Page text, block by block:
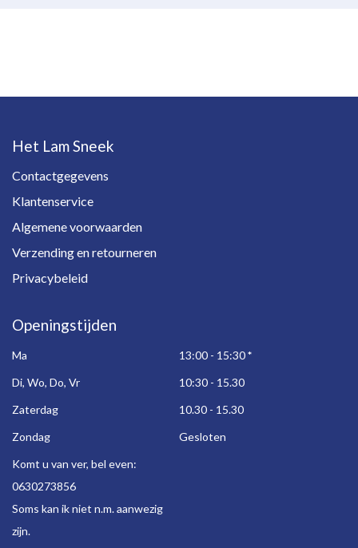
Het Lam Sneek
Contactgegevens
Klantenservice
Algemene voorwaarden
Verzending en retourneren
Privacybeleid
Openingstijden
Ma 13:00 - 15:30*
Di, Wo, Do, Vr
10:30 - 15.30
Zaterdag
10.30 - 15.30
Zondag
Gesloten
Komt u van ver, bel even:
0630273856
Soms kan ik niet n.m. aanwezig
zijn.